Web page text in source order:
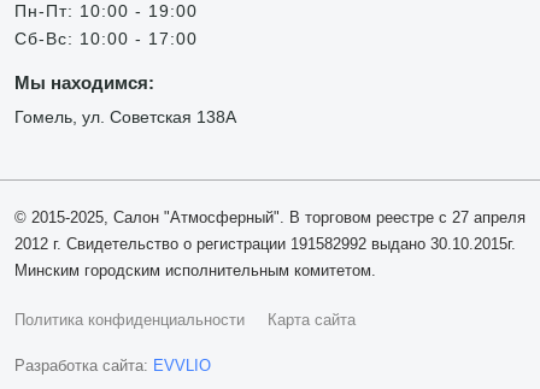
Пн-Пт: 10:00 - 19:00
Сб-Вс: 10:00 - 17:00
Мы находимся:
Гомель, ул. Советская 138А
© 2015-2025, Салон "Атмосферный". В торговом реестре с 27 апреля
2012 г. Свидетельство о регистрации 191582992 выдано 30.10.2015г.
Минским городским исполнительным комитетом.
Политика конфиденциальности Карта сайта
Разработка сайта: EVVLIO